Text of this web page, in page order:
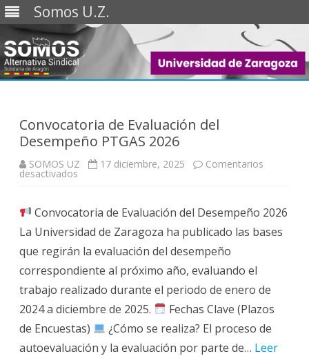
Somos U.Z.
Saltar
Convocatoria de Evaluación del
Desempeño PTGAS 2026
SOMOS UZ 17 diciembre, 2025 Comentarios
desactivados
del
Desempeño
PTGAS
2026
Convocatoria de Evaluación del Desempeño 2026
La Universidad de Zaragoza ha publicado las bases
que regirán la evaluación del desempeño
correspondiente al próximo año, evaluando el
trabajo realizado durante el periodo de enero de
2024 a diciembre de 2025.
Fechas Clave (Plazos
de Encuestas)
¿Cómo se realiza? El proceso de
autoevaluación y la evaluación por parte de… Leer